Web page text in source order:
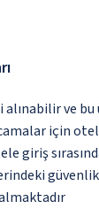
alınabilir ve
için
giriş